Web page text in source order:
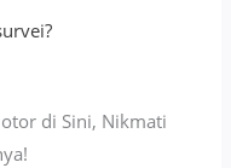
di Sini, Nikmati